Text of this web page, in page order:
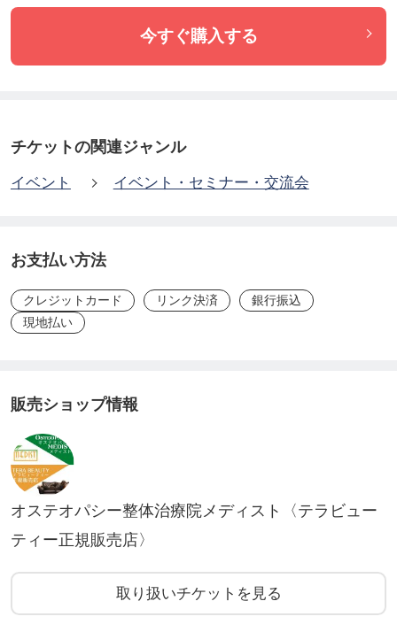
今すぐ購入する
チケットの関連ジャンル
イベント イベント・セミナー・交流会
お支払い方法
クレジットカード リンク決済
銀行振込
現地払い
販売ショップ情報
オステオパシー整体治療院メディスト〈テラビュー
ティー正規販売店〉
取り扱いチケットを見る